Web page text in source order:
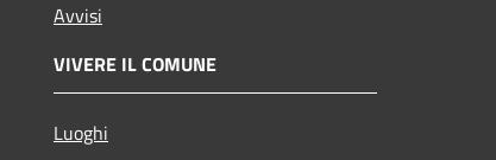
Avvisi
VIVERE IL COMUNE
Luoghi